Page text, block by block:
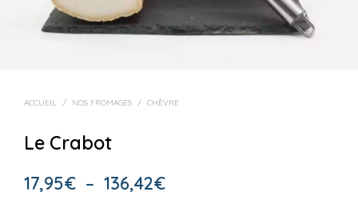
ACCUEIL / NOS FROMAGES / CHÈVRE
Le Crabot
17,95€ – 136,42€Plage